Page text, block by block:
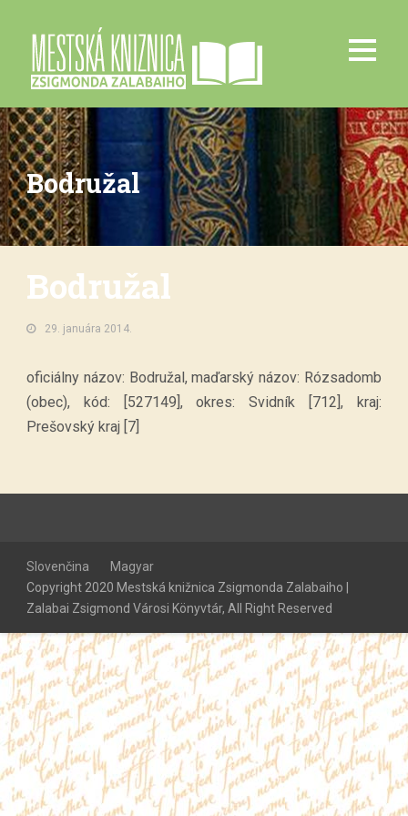
Bodružal
Bodružal
29. januára 2014.
oficiálny názov: Bodružal, maďarský názov: Rózsadomb
(obec), kód: [527149], okres: Svidník [712], kraj:
Prešovský kraj [7]
Slovenčina
Magyar
Copyright 2020 Mestská knižnica Zsigmonda Zalabaiho |
Zalabai Zsigmond Városi Könyvtár, All Right Reserved